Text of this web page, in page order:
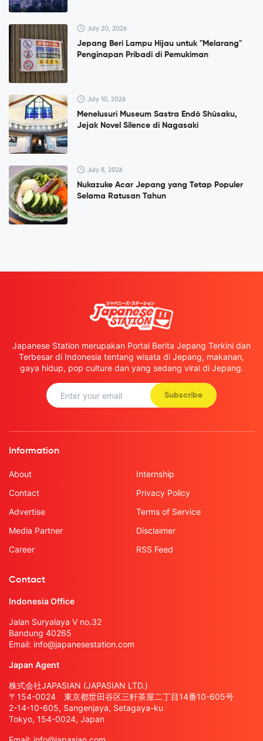
July 20, 2026
Jepang Beri Lampu Hijau untuk "Melarang"
Penginapan Pribadi di Pemukiman
July 10, 2026
Menelusuri Museum Sastra Endō Shūsaku,
Jejak Novel Silence di Nagasaki
July 8, 2026
Nukazuke Acar Jepang yang Tetap Populer
Selama Ratusan Tahun
Japanese Station merupakan Portal Berita Jepang Terkini dan
Terbesar di Indonesia tentang wisata di Jepang, makanan,
gaya hidup, pop culture dan yang sedang viral di Jepang.
Subscribe
Information
About
Contact
Advertise
Media Partner
Career
Internship
Privacy Policy
Terms of Service
Disclaimer
RSS Feed
Contact
Indonesia Office
Jalan Suryalaya V no.32
Bandung 40265
Email: info@japanesestation.com
Japan Agent
株式会社JAPASIAN (JAPASIAN LTD.)
〒154-0024 東京都世田谷区三軒茶屋二丁目14番10-605号
2-14-10-605, Sangenjaya, Setagaya-ku
Tokyo, 154-0024, Japan